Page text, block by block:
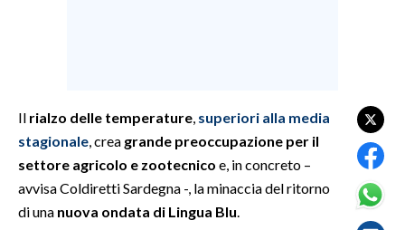
SPETTACOLI
Il rialzo delle temperature superiori alla media
stagionale , crea grande preoccupazione per il
settore agricolo e zootecnico e, in concreto –
avvisa Coldiretti Sardegna -, la minaccia del ritorno
di una nuova ondata di Lingua Blu